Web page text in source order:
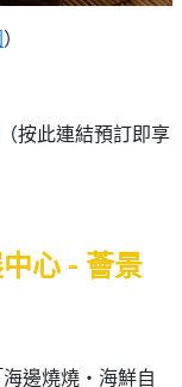
）
（按此連結預訂即享
心 - 薈景
邊燒燒・海鮮自